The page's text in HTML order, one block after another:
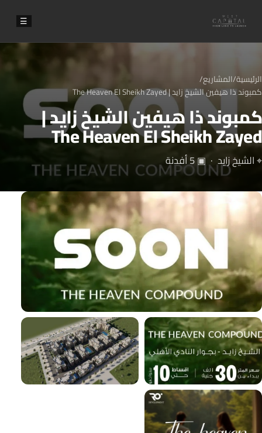
☰
الرئيسية/المشاريع/
كمبوند ذا هيفين الشيخ زايد | The Heaven El Sheikh Zayed
كمبوند ذا هيفين الشيخ زايد |
The Heaven El Sheikh Zayed
⌖ الشيخ زايد · ▣ 5 أفدنة